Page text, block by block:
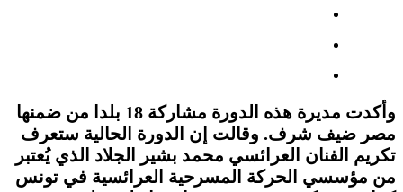
وأكدت مديرة هذه الدورة مشاركة 18 بلدا من ضمنها
مصر ضيف شرف. وقالت إن الدورة الحالية ستعرف
تكريم الفنان العرائسي محمد بشير الجلاد الذي يُعتبر
من مؤسسي الحركة المسرحية العرائسية في تونس